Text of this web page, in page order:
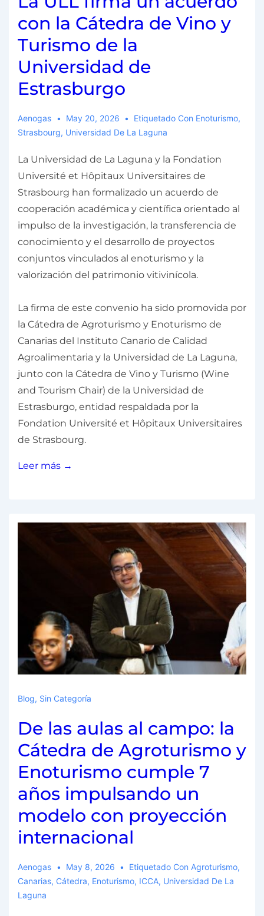
con la Cátedra de Vino y
Turismo de la
Universidad de
Estrasburgo
Aenogas May 20, 2026 Etiquetado Con Enoturismo,
Strasbourg, Universidad De La Laguna
La Universidad de La Laguna y la Fondation
Université et Hôpitaux Universitaires de
Strasbourg han formalizado un acuerdo de
cooperación académica y científica orientado al
impulso de la investigación, la transferencia de
conocimiento y el desarrollo de proyectos
conjuntos vinculados al enoturismo y la
valorización del patrimonio vitivinícola.
La firma de este convenio ha sido promovida por
la Cátedra de Agroturismo y Enoturismo de
Canarias del Instituto Canario de Calidad
Agroalimentaria y la Universidad de La Laguna,
junto con la Cátedra de Vino y Turismo (Wine
and Tourism Chair) de la Universidad de
Estrasburgo, entidad respaldada por la
Fondation Université et Hôpitaux Universitaires
de Strasbourg.
Leer más →
Blog, Sin Categoría
De las aulas al campo: la
Cátedra de Agroturismo y
Enoturismo cumple 7
años impulsando un
modelo con proyección
internacional
Aenogas May 8, 2026 Etiquetado Con Agroturismo,
Canarias, Cátedra, Enoturismo, ICCA, Universidad De La
Laguna